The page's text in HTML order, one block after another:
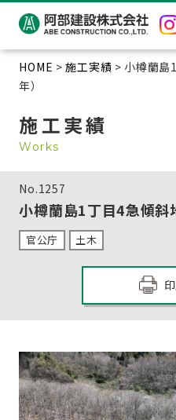
HOME >施工実績 > 小樽蘭島
年）
施工実績
Works
No.1257
小樽蘭島1丁目4急傾斜
官公庁 土木